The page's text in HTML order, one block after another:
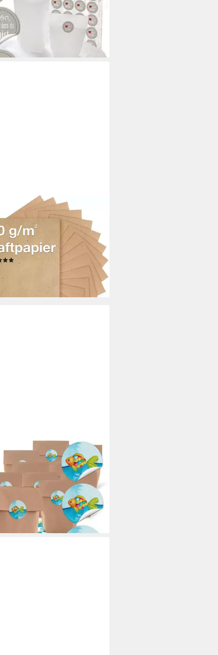
away Tüten 14
€
- in 3-4 Werktagen bei dir
100x Blatt Kraftpapier
- 160 g/m² - Naturpapier -
Bedruckbar;
200 g/m²
(1)
€/ 1 Stk)
- in 3-4 Werktagen bei dir
VERLAG
10 kleine braune
Papiertüten blau türkis
Fisch 14 x
- in 3-4 Werktagen bei dir